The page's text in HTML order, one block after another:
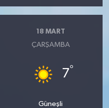
18 MART
ÇARŞAMBA
7°
Güneşli